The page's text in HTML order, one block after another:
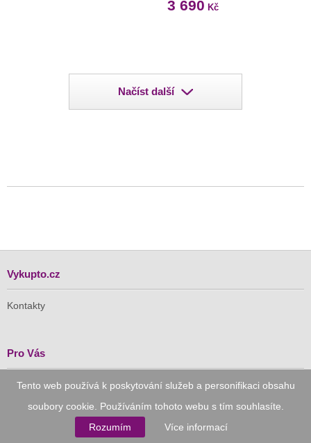
Tento web používá k poskytování služeb a personifikaci obsahu
soubory cookie. Používáním tohoto webu s tím souhlasíte.
Rozumím
Více informací
3 690 Kč
Načíst další
Vykupto.cz
Kontakty
Pro Vás
Doručení zdarma
Vykupto na Facebooku
Důvěryhodný nákup